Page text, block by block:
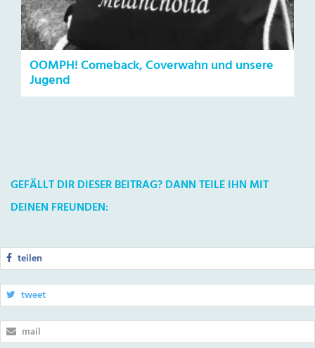
OOMPH! Comeback, Coverwahn und unsere
Jugend
GEFÄLLT DIR DIESER BEITRAG? DANN TEILE IHN MIT
DEINEN FREUNDEN:
teilen
tweet
mail